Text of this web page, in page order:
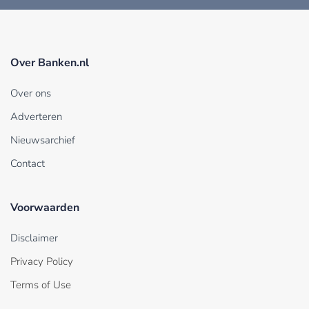
Over Banken.nl
Over ons
Adverteren
Nieuwsarchief
Contact
Voorwaarden
Disclaimer
Privacy Policy
Terms of Use